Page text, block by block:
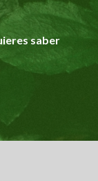
saber